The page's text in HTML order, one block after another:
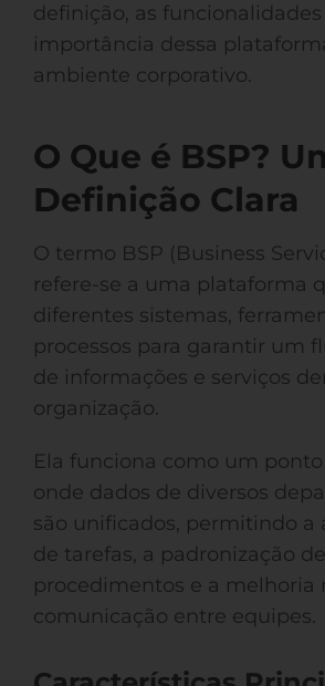
definição, as funcionalidades
importância dessa
ambiente corporativo.
O Que é BSP?
Definição Clara
O termo BSP (Business
refere-se a uma plataforma
diferentes sistemas,
processos para garantir um
de informações e serviços
organização.
Ela funciona como um ponto
onde dados de diversos
são unificados, permitindo a
de tarefas, a padronização de
procedimentos e a melhoria
comunicação entre equipes.